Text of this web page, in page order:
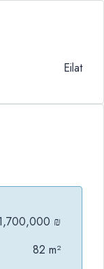
Eilat
₪
82 m²